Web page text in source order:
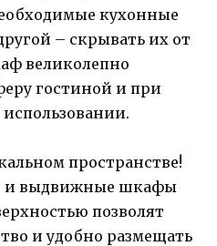
кухонные
– скрывать их от
великолепно
гостиной и при
пространстве!
и выдвижные шкафы
позволят
и удобно размещать